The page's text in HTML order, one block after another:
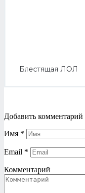
Блестящая ЛОЛ
Добавить комментарий
Имя *
Email *
Комментарий